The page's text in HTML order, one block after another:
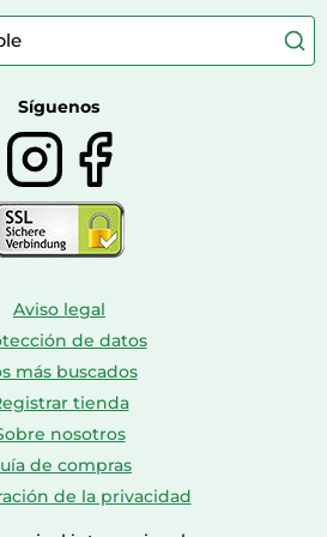
Síguenos
Aviso legal
de datos
más buscados
tienda
nosotros
de compras
de la privacidad